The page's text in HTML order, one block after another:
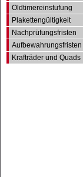
Oldtimereinstufung
Plakettengültigkeit
Nachprüfungsfristen
Aufbewahrungsfristen
Krafträder und Quads